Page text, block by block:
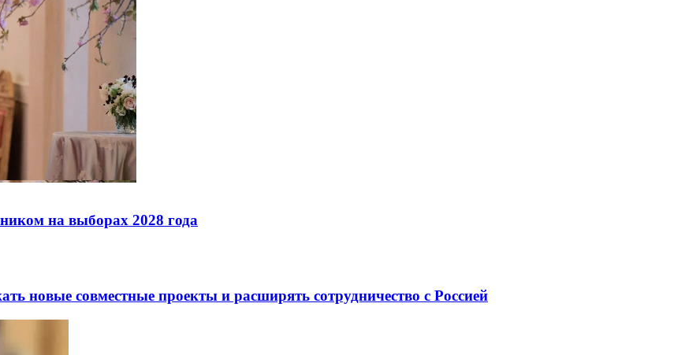
на выборах 2028 года
новые совместные проекты и расширять сотрудничество с Россией